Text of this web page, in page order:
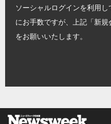
ソーシャルログインを利用
にお手数ですが、上記「新
をお願いいたします。